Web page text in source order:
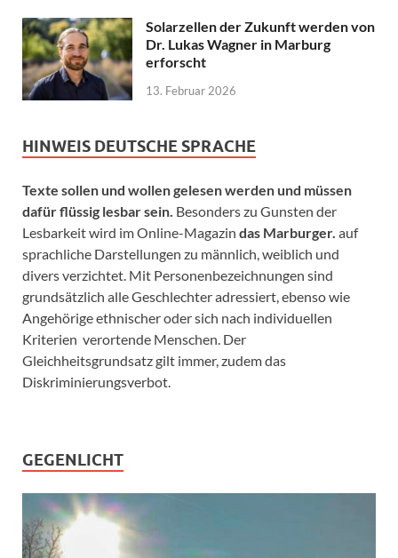
Solarzellen der Zukunft werden von
Dr. Lukas Wagner in Marburg
erforscht
13. Februar 2026
HINWEIS DEUTSCHE SPRACHE
Texte sollen und wollen gelesen werden und müssen
dafür flüssig lesbar sein. Besonders zu Gunsten der
Lesbarkeit wird im Online-Magazin das Marburger. auf
sprachliche Darstellungen zu männlich, weiblich und
divers verzichtet. Mit Personenbezeichnungen sind
grundsätzlich alle Geschlechter adressiert, ebenso wie
Angehörige ethnischer oder sich nach individuellen
Kriterien verortende Menschen. Der
Gleichheitsgrundsatz gilt immer, zudem das
Diskriminierungsverbot.
GEGENLICHT